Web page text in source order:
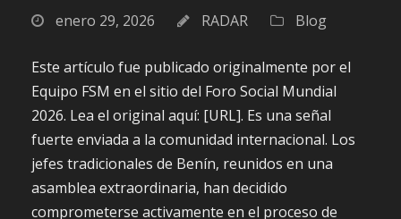
enero 29, 2026 RADAR Blog
Este artículo fue publicado originalmente por el
Equipo FSM en el sitio del Foro Social Mundial
2026. Lea el original aquí: [URL]. Es una señal
fuerte enviada a la comunidad internacional. Los
jefes tradicionales de Benín, reunidos en una
asamblea extraordinaria, han decidido
comprometerse activamente en el proceso de